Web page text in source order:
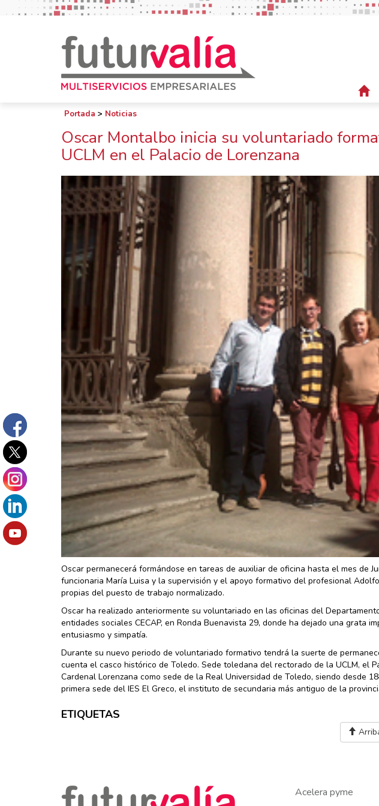
Portada > Noticias
Oscar Montalbo inicia su voluntariado
UCLM en el Palacio de Lorenzana
Oscar permanecerá formándose en tareas de auxiliar de oficina hasta el mes de
funcionaria María Luisa y la supervisión y el apoyo formativo del profesional
propias del puesto de trabajo normalizado.
Oscar ha realizado anteriormente su voluntariado en las oficinas del
entidades sociales CECAP, en Ronda Buenavista 29, donde ha dejado una grata
entusiasmo y simpatía.
Durante su nuevo periodo de voluntariado formativo tendrá la suerte de
cuenta el casco histórico de Toledo. Sede toledana del rectorado de la UCLM, el
Cardenal Lorenzana como sede de la Real Universidad de Toledo, siendo desde
primera sede del IES El Greco, el instituto de secundaria más antiguo de la
ETIQUETAS
Acelera pyme